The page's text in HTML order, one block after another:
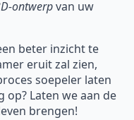
ontwerpvan uw
beter inzicht te
eruit zal zien,
soepeler laten
op? Laten we aan de
brengen!